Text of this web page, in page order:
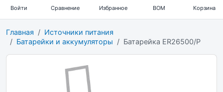
Войти Сравнение Избранное BOM Корзина
Главная
Источники питания
Батарейки и аккумуляторы
Батарейка ER26500/P